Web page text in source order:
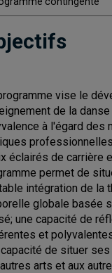
vise le
de la
à l'égard des
éclairés de carrière
permet de
intégration de la
globale basée
une capacité de
et
de situer
arts et aux